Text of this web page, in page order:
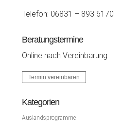
Telefon: 06831 – 893 6170
Beratungstermine
Online nach Vereinbarung
Termin vereinbaren
Kategorien
Auslandsprogramme